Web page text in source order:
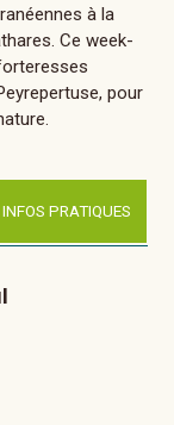
à la
Ce week-
pour
INFOS PRATIQUES